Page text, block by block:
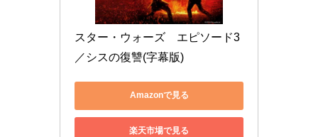
スター・ウォーズ　エピソード3
／シスの復讐(字幕版)
Amazonで見る
楽天市場で見る